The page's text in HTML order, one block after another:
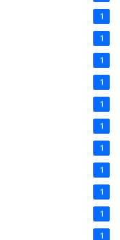
1
1
1
1
1
1
1
1
1
1
1